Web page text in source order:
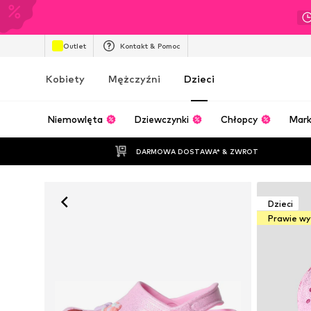
Outlet Kontakt & Pomoc
Kobiety Mężczyźni Dzieci
Niemowlęta Dziewczynki Chłopcy
DARMOWA DOSTAWA* & ZWROT
Dzieci
Prawie